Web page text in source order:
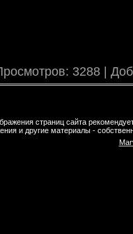
3288 |
страниц сайта
и другие материалы -